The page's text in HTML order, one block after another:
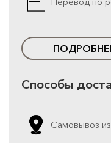
Способы
Самовывоз